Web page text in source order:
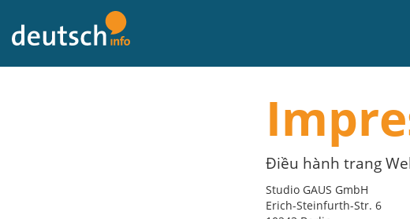
dung
Điều hành trang
Studio GAUS GmbH
Erich-Steinfurth-Str. 6